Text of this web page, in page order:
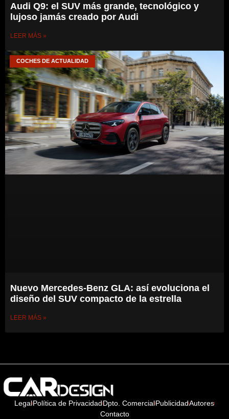
Audi Q9: el SUV más grande, tecnológico y
lujoso jamás creado por Audi
LEER MÁS »
COCHES DE ACTUALIDAD
Nuevo Mercedes-Benz GLA: así evoluciona el
diseño del SUV compacto de la estrella
LEER MÁS »
LegalPolítica de PrivacidadDpto. ComercialPublicidadAutores
Contacto